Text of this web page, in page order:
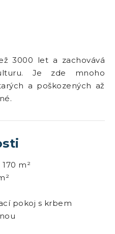
3000 let a zachovává
Je zde mnoho
a poškozených až
170 m²
pokoj s krbem